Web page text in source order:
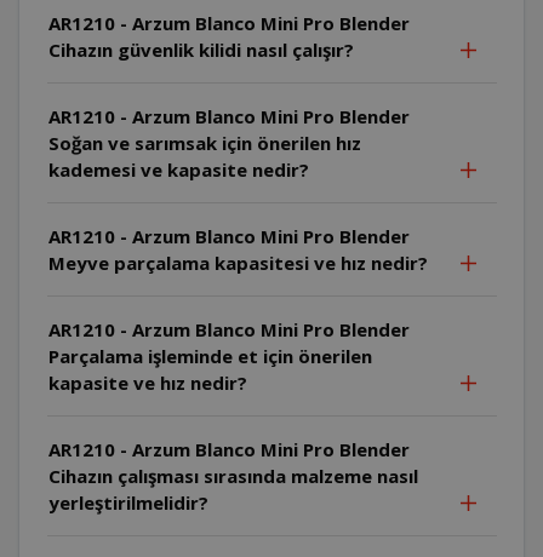
AR1210 - Arzum Blanco Mini Pro Blender
Cihazın güvenlik kilidi nasıl çalışır?
AR1210 - Arzum Blanco Mini Pro Blender
Soğan ve sarımsak için önerilen hız
kademesi ve kapasite nedir?
AR1210 - Arzum Blanco Mini Pro Blender
Meyve parçalama kapasitesi ve hız nedir?
AR1210 - Arzum Blanco Mini Pro Blender
Parçalama işleminde et için önerilen
kapasite ve hız nedir?
AR1210 - Arzum Blanco Mini Pro Blender
Cihazın çalışması sırasında malzeme nasıl
yerleştirilmelidir?